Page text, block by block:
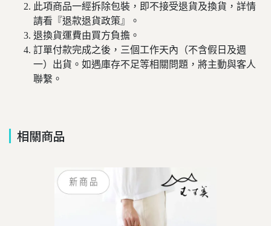
此項商品一經拆除包裝，即不接受退貨及換貨，詳情
請看『退款退貨政策』。
退換貨運費由買方負擔。
訂單付款完成之後，三個工作天內（不含假日及週
一）出貨。如遇庫存不足等相關問題，將主動與客人
聯繫。
相關商品